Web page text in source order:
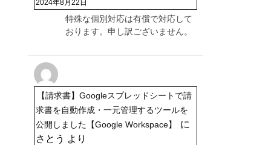
2024年8月22日
特殊な個別対応は有償で対応して
おります。申し訳ございません。
【請求書】Googleスプレッドシートで請
求書を自動作成・一元管理するツールを
公開しました【Google Workspace】
に
さとう より